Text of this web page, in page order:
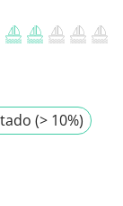
(> 10%)